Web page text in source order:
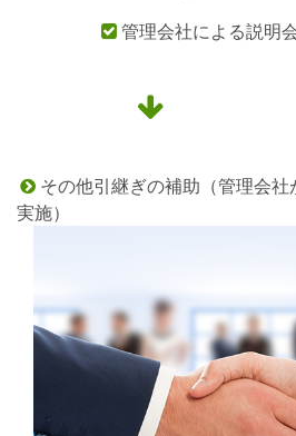
 管理会社による説明

 その他引継ぎの補助（管理会
実施）